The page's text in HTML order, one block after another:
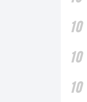
10
10
10